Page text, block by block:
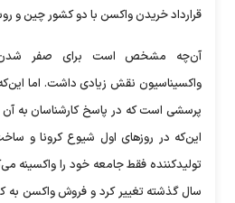
قرارداد خریدن واکسن با دو کشور چین و
آن‌چه مشخص است برای صفر شدن
واکسیناسیون نقش زیادی داشت. اما
پرسشی است که در پاسخ کارشناسان به
این‌که در روز‌های اول شیوع کرونا و
تولیدکننده فقط جامعه خود را واکسینه
سال گذشته تغییر کرد و فروش واکسن